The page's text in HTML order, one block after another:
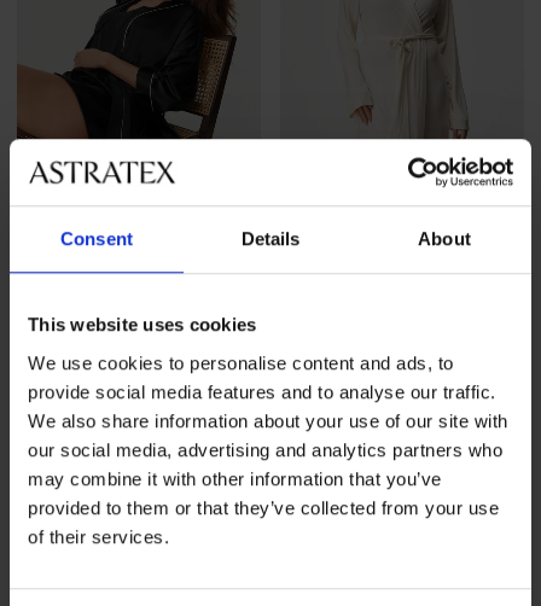
Consent Details About
This website uses cookies
We use cookies to personalise content and ads, to
provide social media features and to analyse our traffic.
We also share information about your use of our site with
our social media, advertising and analytics partners who
may combine it with other information that you’ve
provided to them or that they’ve collected from your use
of their services.
krótki